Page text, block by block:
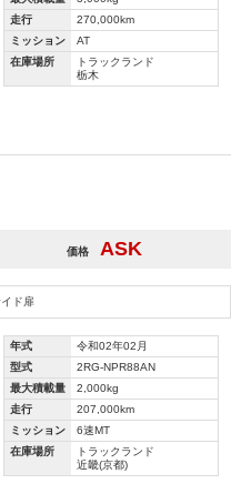
走行
270,000km
ミッション
AT
在庫場所
トラックランド
栃木
価格 ASK
ド扉
年式
令和02年02月
型式
2RG-NPR88AN
最大積載量
2,000kg
走行
207,000km
ミッション
6速MT
在庫場所
トラックランド
近畿(京都)